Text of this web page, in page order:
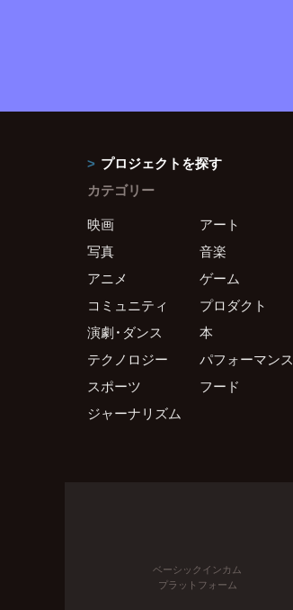
プロジェクトを探す
カテゴリー
映画
アート
写真
音楽
アニメ
ゲーム
コミュニティ
プロダクト
演劇・ダンス
本
テクノロジー
パフォーマンス
スポーツ
フード
ジャーナリズム
ベーシックインカム
プラットフォーム